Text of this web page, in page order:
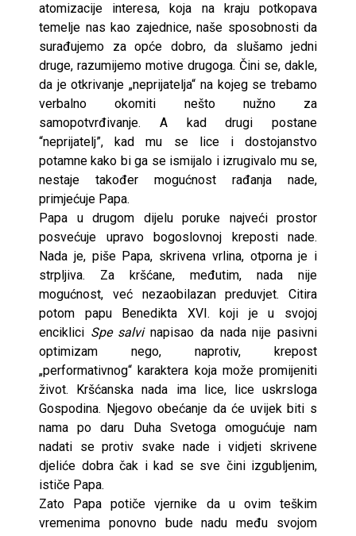
atomizacije interesa, koja na kraju potkopava
temelje nas kao zajednice, naše sposobnosti da
surađujemo za opće dobro, da slušamo jedni
druge, razumijemo motive drugoga. Čini se, dakle,
da je otkrivanje „neprijatelja“ na kojeg se trebamo
verbalno okomiti nešto nužno za
samopotvrđivanje. A kad drugi postane
“neprijatelj”, kad mu se lice i dostojanstvo
potamne kako bi ga se ismijalo i izrugivalo mu se,
nestaje također mogućnost rađanja nade,
primjećuje Papa.
Papa u drugom dijelu poruke najveći prostor
posvećuje upravo bogoslovnoj kreposti nade.
Nada je, piše Papa, skrivena vrlina, otporna je i
strpljiva. Za kršćane, međutim, nada nije
mogućnost, već nezaobilazan preduvjet. Citira
potom papu Benedikta XVI. koji je u svojoj
enciklici Spe salvinapisao da nada nije pasivni
optimizam nego, naprotiv, krepost
„performativnog“ karaktera koja može promijeniti
život. Kršćanska nada ima lice, lice uskrsloga
Gospodina. Njegovo obećanje da će uvijek biti s
nama po daru Duha Svetoga omogućuje nam
nadati se protiv svake nade i vidjeti skrivene
djeliće dobra čak i kad se sve čini izgubljenim,
ističe Papa.
Zato Papa potiče vjernike da u ovim teškim
vremenima ponovno bude nadu među svojom